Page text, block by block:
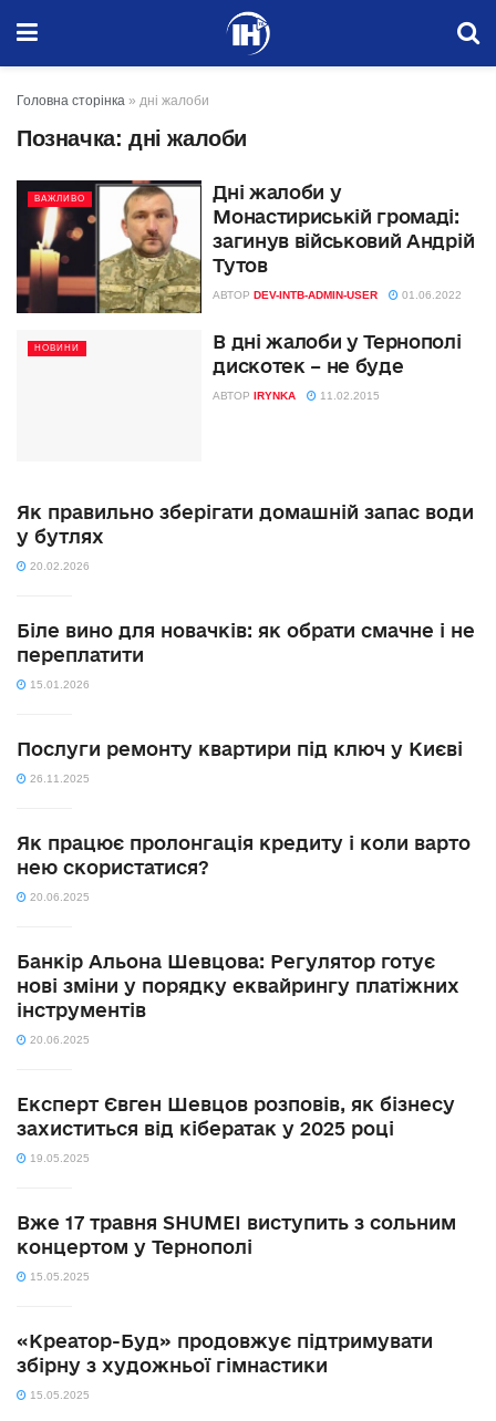
Головна сторінка » дні жалоби
Позначка: дні жалоби
ВАЖЛИВО
Дні жалоби у
Монастириській громаді:
загинув військовий Андрій
Тутов
АВТОР DEV-INTB-ADMIN-USER 01.06.2022
НОВИНИ
В дні жалоби у Тернополі
дискотек – не буде
АВТОР IRYNKA 11.02.2015
Як правильно зберігати домашній запас води
у бутлях
20.02.2026
Біле вино для новачків: як обрати смачне і не
переплатити
15.01.2026
Послуги ремонту квартири під ключ у Києві
26.11.2025
Як працює пролонгація кредиту і коли варто
нею скористатися?
20.06.2025
Банкір Альона Шевцова: Регулятор готує
нові зміни у порядку еквайрингу платіжних
інструментів
20.06.2025
Експерт Євген Шевцов розповів, як бізнесу
захиститься від кібератак у 2025 році
19.05.2025
Вже 17 травня SHUMEI виступить з сольним
концертом у Тернополі
15.05.2025
«Креатор-Буд» продовжує підтримувати
збірну з художньої гімнастики
15.05.2025